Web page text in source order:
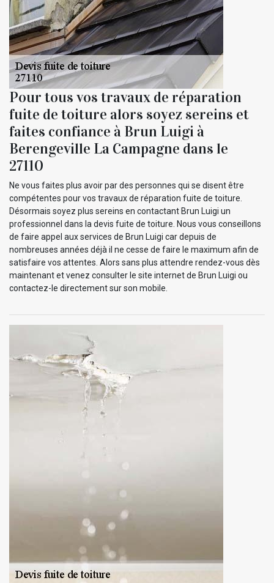
Pour tous vos travaux de réparation
fuite de toiture alors soyez sereins et
faites confiance à Brun Luigi à
Berengeville La Campagne dans le
27110
Ne vous faites plus avoir par des personnes qui se disent être
compétentes pour vos travaux de réparation fuite de toiture.
Désormais soyez plus sereins en contactant Brun Luigi un
professionnel dans la devis fuite de toiture. Nous vous conseillons
de faire appel aux services de Brun Luigi car depuis de
nombreuses années déjà il ne cesse de faire le maximum afin de
satisfaire vos attentes. Alors sans plus attendre rendez-vous dès
maintenant et venez consulter le site internet de Brun Luigi ou
contactez-le directement sur son mobile.